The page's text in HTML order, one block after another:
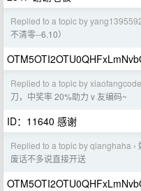
Replied to a topic by
不清零--6.10）
Replied to a topic by xiaofangcode
刀，中奖率 20%助力 v 友编码~
ID：11640 感谢
Replied to a topic by qianghaha ›
废话不多说直接开送